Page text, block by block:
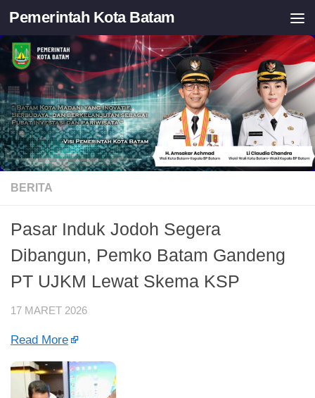
Skip to content
Pemerintah Kota Batam
BERITA
Pasar Induk Jodoh Segera
Dibangun, Pemko Batam Gandeng
PT UJKM Lewat Skema KSP
17 MARET 2026
Read More